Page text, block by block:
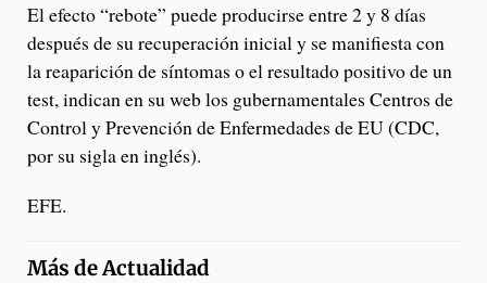
El efecto “rebote” puede producirse entre 2 y 8 días
después de su recuperación inicial y se manifiesta con
la reaparición de síntomas o el resultado positivo de un
test, indican en su web los gubernamentales Centros de
Control y Prevención de Enfermedades de EU (CDC,
por su sigla en inglés).
EFE.
Más deActualidad